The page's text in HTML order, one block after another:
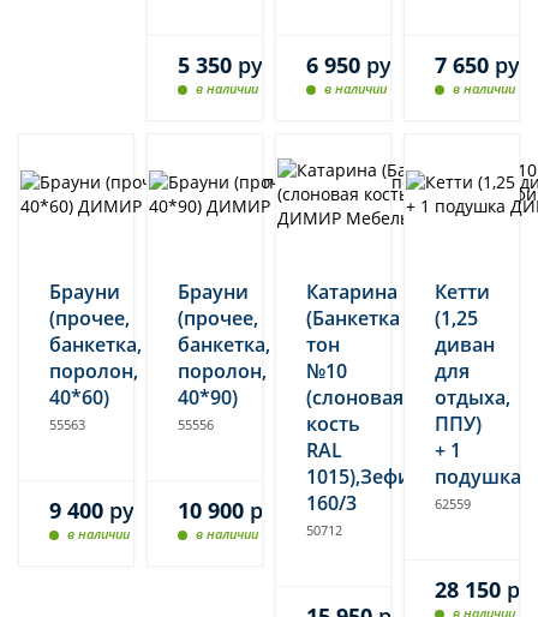
5 350 руб.
в наличии
6 950 руб.
в наличии
7 650 руб.
в наличии
Брауни
(прочее,
банкетка,
поролон,
40*60)
55563
9 400 руб.
в наличии
Брауни
(прочее,
банкетка,
поролон,
40*90)
55556
10 900 руб.
в наличии
Катарина
(Банкетка
тон
№10
(слоновая
кость
RAL
1015),Зефир
160/3
50712
Кетти
(1,25
диван
для
отдыха,
ППУ)
+ 1
подушка
62559
28 150
в наличии